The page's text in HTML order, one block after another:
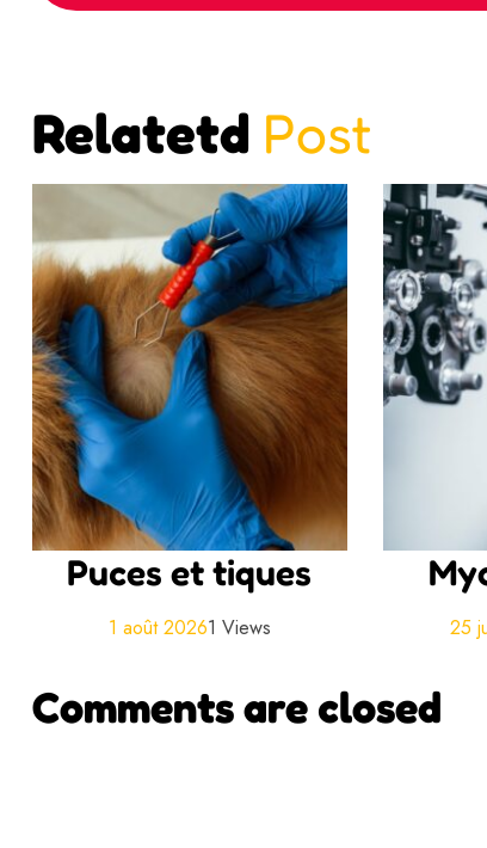
Relatetd Post
Puces et tiques
1 août 20261 Views 25
Comments are closed